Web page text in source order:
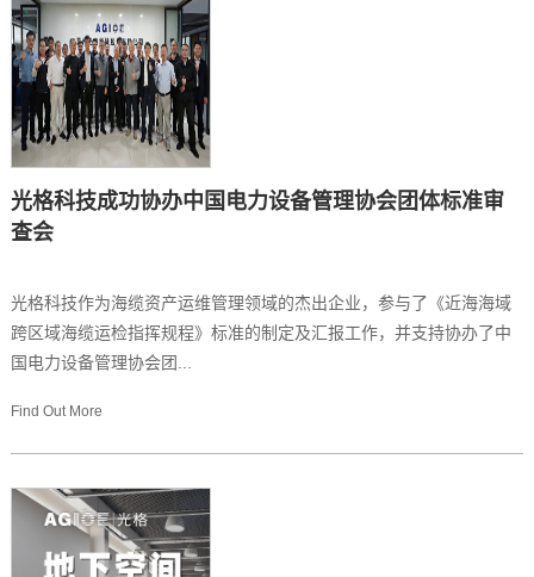
光格科技成功协办中国电力设备管理协会团体标准审
查会
光格科技作为海缆资产运维管理领域的杰出企业，参与了《近海海域
跨区域海缆运检指挥规程》标准的制定及汇报工作，并支持协办了中
国电力设备管理协会团...
Find Out More